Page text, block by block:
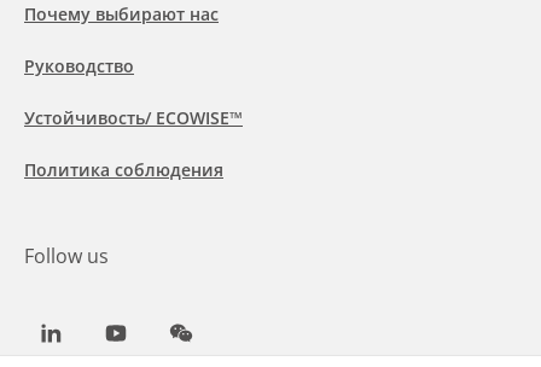
Почему выбирают нас
Руководство
Устойчивость/ ECOWISE™
Политика соблюдения
Follow us
LinkedInYoutubeWeChat